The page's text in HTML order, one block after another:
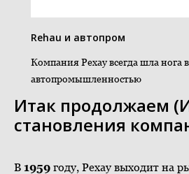
Rehau и автопром
Компания Рехау всегда шла нога
автопромышленностью
Итак продолжаем
становления
В 1959 году, Рехау выходит на